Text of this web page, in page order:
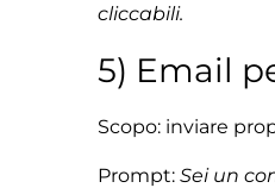
cliccabili.
5) Email
Scopo: inviare
Prompt: Sei un